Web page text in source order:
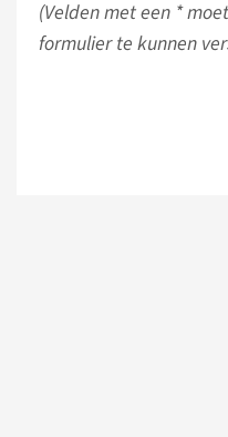
(Velden met een *
formulier te kunnen